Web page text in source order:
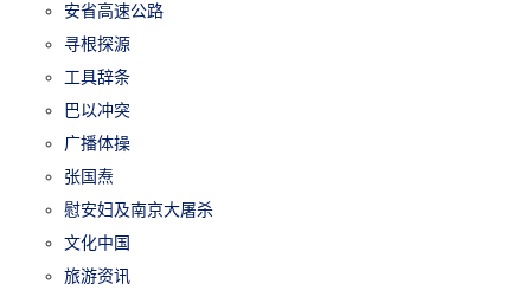
安省高速公路
寻根探源
工具辞条
巴以冲突
广播体操
张国焘
慰安妇及南京大屠杀
文化中国
旅游资讯